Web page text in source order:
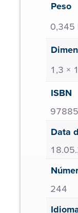
Peso
0,345
1,3 ×
ISBN
Data
244